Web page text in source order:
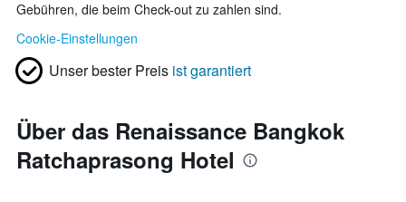
Gebühren, die beim Check-out zu zahlen sind.
Cookie-Einstellungen
Unser bester Preis ist garantiert
Über das Renaissance Bangkok
Ratchaprasong Hotel